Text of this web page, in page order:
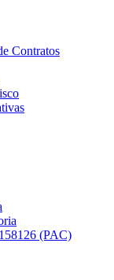
Contratos
(PAC)